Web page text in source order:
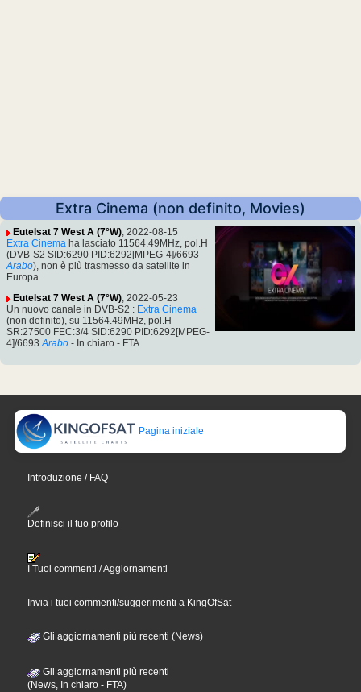
Extra Cinema (non definito, Movies)
Eutelsat 7 West A (7°W), 2022-08-15
Extra Cinema ha lasciato 11564.49MHz, pol.H
(DVB-S2 SID:6290 PID:6292[MPEG-4]/6693
Arabo), non è più trasmesso da satellite in
Europa.
Eutelsat 7 West A (7°W), 2022-05-23
Un nuovo canale in DVB-S2 : Extra Cinema
(non definito), su 11564.49MHz, pol.H
SR:27500 FEC:3/4 SID:6290 PID:6292[MPEG-
4]/6693 Arabo - In chiaro - FTA.
Pagina iniziale
Introduzione / FAQ
Definisci il tuo profilo
I Tuoi commenti / Aggiornamenti
Invia i tuoi commenti/suggerimenti a KingOfSat
Gli aggiornamenti più recenti (News)
Gli aggiornamenti più recenti
(News, In chiaro - FTA)